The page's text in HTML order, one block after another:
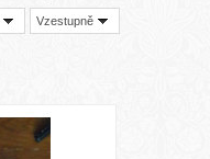
Vzestupně